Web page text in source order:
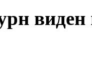
виден